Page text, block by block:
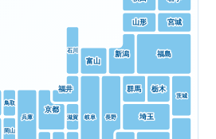
宮城
山形
福島
茨城
栃木
群馬
埼玉
新潟
富山
石川
福井
長野
岐阜
滋賀
京都
兵庫
鳥取
岡山